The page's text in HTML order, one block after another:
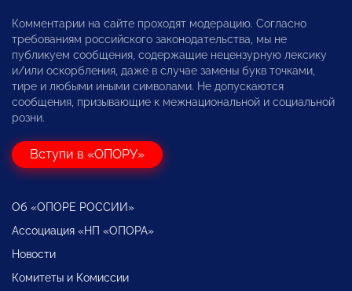
Комментарии на сайте проходят модерацию. Согласно
требованиям российского законодательства, мы не
публикуем сообщения, содержащие нецензурную лексику
и/или оскорбления, даже в случае замены букв точками,
тире и любыми иными символами. Не допускаются
сообщения, призывающие к межнациональной и социальной
розни.
Вступи в «ОПОРУ»
Об «ОПОРЕ РОССИИ»
Ассоциация «НП «ОПОРА»
Новости
Комитеты и Комиссии